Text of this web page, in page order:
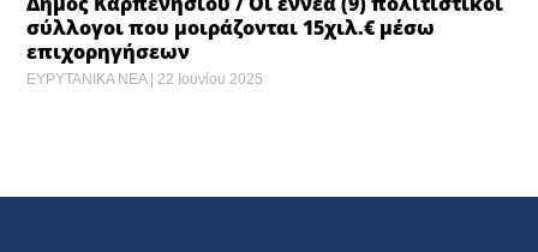
σύλλογοι που μοιράζονται 15χιλ.€ μέσω
επιχορηγήσεων
ΕΥΡΥΤΑΝΙΚΑ ΝΕΑ 22 Ιουνίου 2025